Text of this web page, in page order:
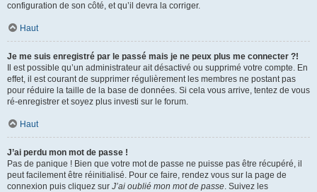
configuration de son côté, et qu’il devra la corriger.
Haut
Je me suis enregistré par le passé mais je ne peux plus me connecter ?!
Il est possible qu’un administrateur ait désactivé ou supprimé votre compte. En
effet, il est courant de supprimer régulièrement les membres ne postant pas
pour réduire la taille de la base de données. Si cela vous arrive, tentez de vous
ré-enregistrer et soyez plus investi sur le forum.
Haut
J’ai perdu mon mot de passe !
Pas de panique ! Bien que votre mot de passe ne puisse pas être récupéré, il
peut facilement être réinitialisé. Pour ce faire, rendez vous sur la page de
connexion puis cliquez sur J’ai oublié mon mot de passe. Suivez les